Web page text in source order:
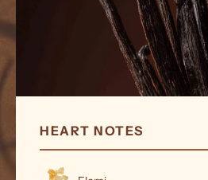
HEART NOTES